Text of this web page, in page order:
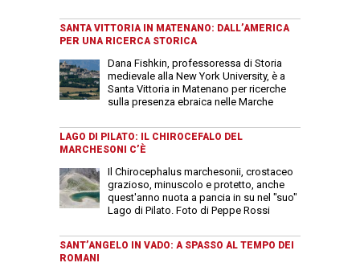
SANTA VITTORIA IN MATENANO: DALL’AMERICA
PER UNA RICERCA STORICA
Dana Fishkin, professoressa di Storia
medievale alla New York University, è a
Santa Vittoria in Matenano per ricerche
sulla presenza ebraica nelle Marche
LAGO DI PILATO: IL CHIROCEFALO DEL
MARCHESONI C’È
Il Chirocephalus marchesonii, crostaceo
grazioso, minuscolo e protetto, anche
quest'anno nuota a pancia in su nel "suo"
Lago di Pilato. Foto di Peppe Rossi
SANT’ANGELO IN VADO: A SPASSO AL TEMPO DEI
ROMANI